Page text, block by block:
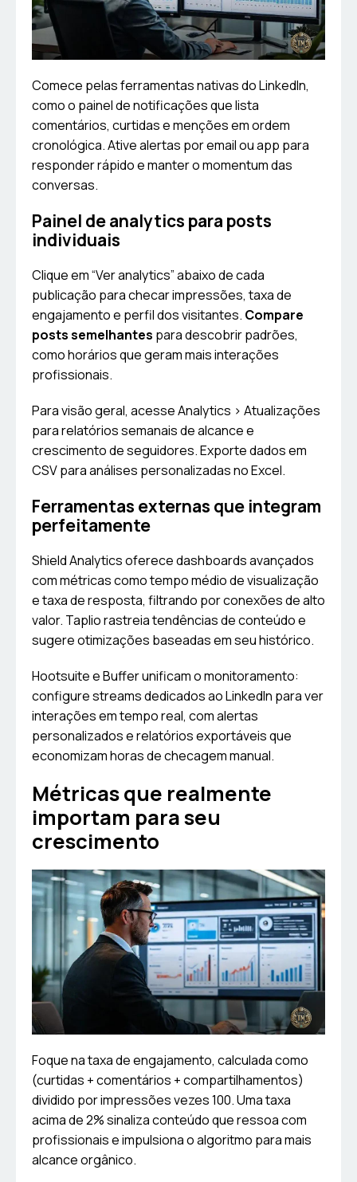
Comece pelas ferramentas nativas do LinkedIn,
como o painel de notificações que lista
comentários, curtidas e menções em ordem
cronológica. Ative alertas por email ou app para
responder rápido e manter o momentum das
conversas.
Painel de analytics para posts
individuais
Clique em “Ver analytics” abaixo de cada
publicação para checar impressões, taxa de
engajamento e perfil dos visitantes. Compare
posts semelhantes para descobrir padrões,
como horários que geram mais interações
profissionais.
Para visão geral, acesse Analytics > Atualizações
para relatórios semanais de alcance e
crescimento de seguidores. Exporte dados em
CSV para análises personalizadas no Excel.
Ferramentas externas que integram
perfeitamente
Shield Analytics oferece dashboards avançados
com métricas como tempo médio de visualização
e taxa de resposta, filtrando por conexões de alto
valor. Taplio rastreia tendências de conteúdo e
sugere otimizações baseadas em seu histórico.
Hootsuite e Buffer unificam o monitoramento:
configure streams dedicados ao LinkedIn para ver
interações em tempo real, com alertas
personalizados e relatórios exportáveis que
economizam horas de checagem manual.
Métricas que realmente
importam para seu
crescimento
Foque na taxa de engajamento, calculada como
(curtidas + comentários + compartilhamentos)
dividido por impressões vezes 100. Uma taxa
acima de 2% sinaliza conteúdo que ressoa com
profissionais e impulsiona o algoritmo para mais
alcance orgânico.